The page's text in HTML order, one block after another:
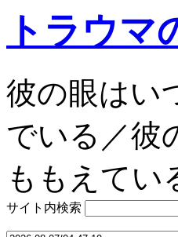
トラウマ
彼の眼はい
でいる／彼
ももえてい
サイト内検索